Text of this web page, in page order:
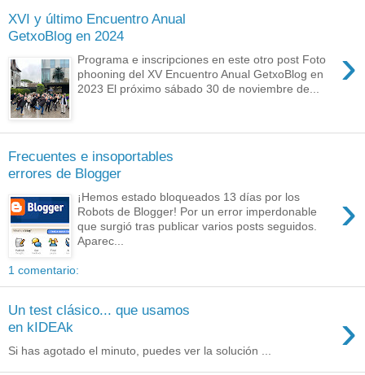
XVI y último Encuentro Anual
GetxoBlog en 2024
›
Programa e inscripciones en este otro post Foto
phooning del XV Encuentro Anual GetxoBlog en
2023 El próximo sábado 30 de noviembre de...
Frecuentes e insoportables
errores de Blogger
›
¡Hemos estado bloqueados 13 días por los
Robots de Blogger! Por un error imperdonable
que surgió tras publicar varios posts seguidos.
Aparec...
1 comentario:
Un test clásico... que usamos
en kIDEAk
›
Si has agotado el minuto, puedes ver la solución ...